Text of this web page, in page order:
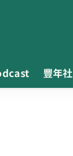
豐年社